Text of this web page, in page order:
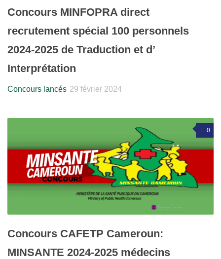
Concours MINFOPRA direct
recrutement spécial 100 personnels
2024-2025 de Traduction et d’
Interprétation
Concours lancés 29 février 2024
0
Concours CAFETP Cameroun:
MINSANTE 2024-2025 médecins